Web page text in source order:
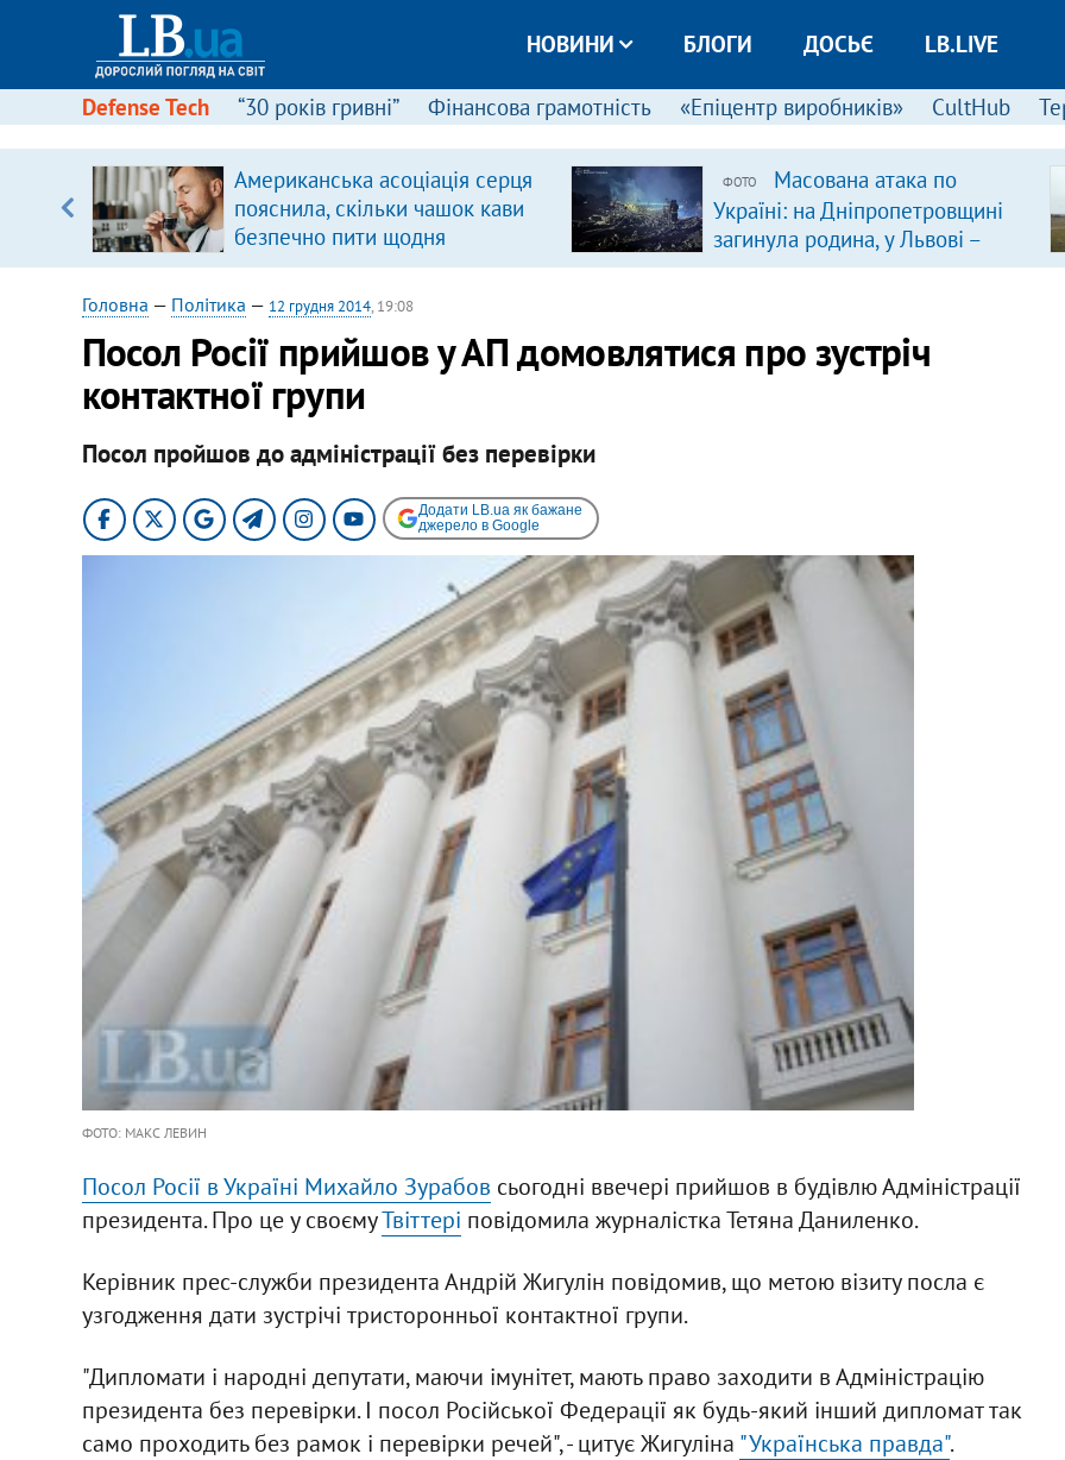
НОВИНИ БЛОГИ ДОСЬЄ LB.LIVE
Defense Tech “30 років гривні” Фінансова грамотність «Епіцентр виробників» CultHub
Американська асоціація серця
пояснила, скільки чашок кави
безпечно пити щодня
ФОТО
Масована атака по
Україні: на Дніпропетровщині
загинула родина, у Львові –
удар по багатоповерхівках
Головна — Політика — 12 грудня 2014, 19:08
Посол Росії прийшов у АП домовлятися про зустріч
контактної групи
Посол пройшов до адміністрації без перевірки
Додати LB.ua як бажане
джерело в Google
ФОТО: МАКС ЛЕВИН
Посол Росії в Україні Михайло Зурабов сьогодні ввечері прийшов в будівлю Адміністрації
президента. Про це у своємуТвіттері повідомила журналістка Тетяна Даниленко.
Керівник прес-служби президента Андрій Жигулін повідомив, що метою візиту посла є
узгодження дати зустрічі тристоронньої контактної групи.
"Дипломати і народні депутати, маючи імунітет, мають право заходити в Адміністрацію
президента без перевірки. І посол Російської Федерації як будь-який інший дипломат так
само проходить без рамок і перевірки речей", - цитує Жигуліна "Українська правда".